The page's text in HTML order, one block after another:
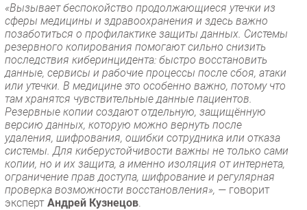
«Вызывает беспокойство продолжающиеся утечки из
сферы медицины и здравоохранения и здесь важно
позаботиться о профилактике защиты данных. Системы
резервного копирования помогают сильно снизить
последствия киберинцидента: быстро восстановить
данные, сервисы и рабочие процессы после сбоя, атаки
или утечки. В медицине это особенно важно, потому что
там хранятся чувствительные данные пациентов.
Резервные копии создают отдельную, защищённую
версию данных, которую можно вернуть после
удаления, шифрования, ошибки сотрудника или отказа
системы. Для киберустойчивости важны не только сами
копии, но и их защита, а именно изоляция от интернета,
ограничение прав доступа, шифрование и регулярная
проверка возможности восстановления», — говорит
эксперт Андрей Кузнецов